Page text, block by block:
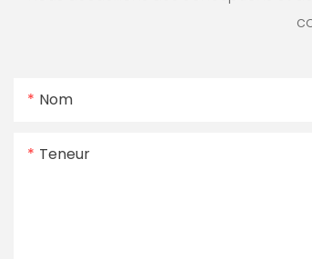
Nom
Teneur